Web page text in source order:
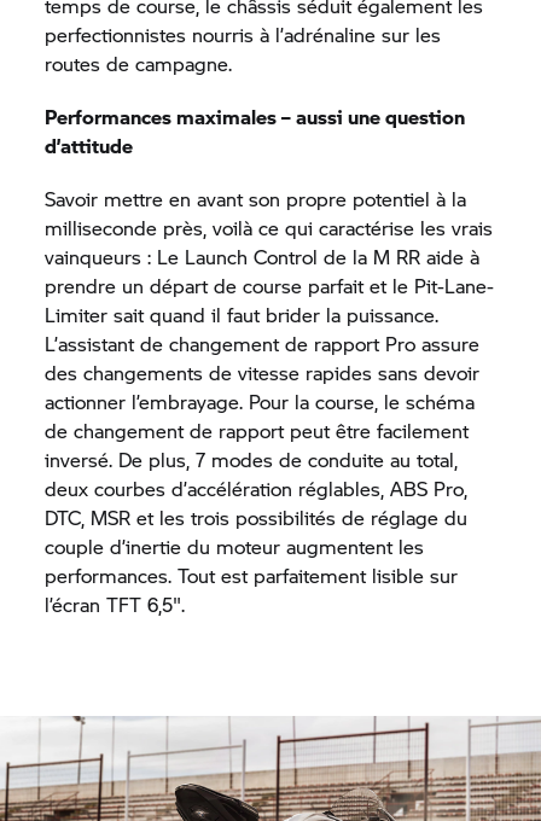
perfectionnistes nourris à l’adrénaline sur les
routes de campagne.
Performances maximales – aussi une question
d’attitude
Savoir mettre en avant son propre potentiel à la
milliseconde près, voilà ce qui caractérise les vrais
vainqueurs : Le Launch Control de la M RR aide à
prendre un départ de course parfait et le Pit-Lane-
Limiter sait quand il faut brider la puissance.
L’assistant de changement de rapport Pro assure
des changements de vitesse rapides sans devoir
actionner l’embrayage. Pour la course, le schéma
de changement de rapport peut être facilement
inversé. De plus, 7 modes de conduite au total,
deux courbes d’accélération réglables, ABS Pro,
DTC, MSR et les trois possibilités de réglage du
couple d’inertie du moteur augmentent les
performances. Tout est parfaitement lisible sur
l’écran TFT 6,5".